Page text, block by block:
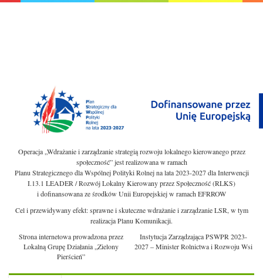
Operacja „Wdrażanie i zarządzanie strategią rozwoju lokalnego kierowanego przez
społeczność” jest realizowana w ramach
Planu Strategicznego dla Wspólnej Polityki Rolnej na lata 2023-2027 dla Interwencji
I.13.1 LEADER / Rozwój Lokalny Kierowany przez Społeczność (RLKS)
i dofinansowana ze środków Unii Europejskiej w ramach EFRROW
Cel i przewidywany efekt: sprawne i skuteczne wdrażanie i zarządzanie LSR, w tym
realizacja Planu Komunikacji.
Strona internetowa prowadzona przez
Lokalną Grupę Działania „Zielony
Pierścień”
Instytucja Zarządzająca PSWPR 2023-
2027 – Minister Rolnictwa i Rozwoju Wsi